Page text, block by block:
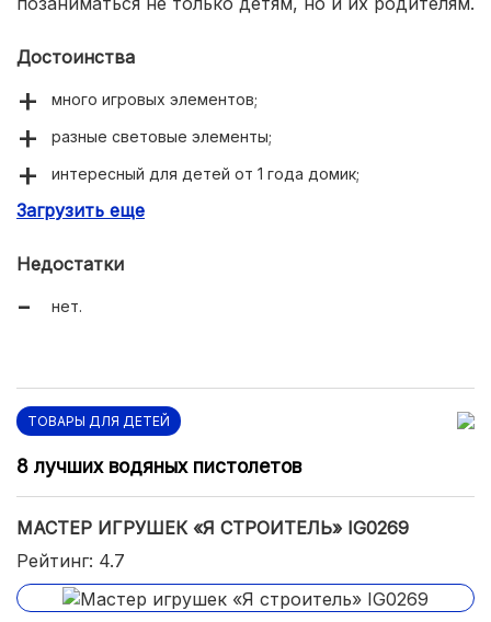
Достоинства
много игровых элементов;
разные световые элементы;
интересный для детей от 1 года домик;
хорошая обработка всех поверхностей, углов и
Загрузить еще
Недостатки
нет.
ТОВАРЫ ДЛЯ ДЕТЕЙ
8 лучших водяных пистолетов
МАСТЕР ИГРУШЕК «Я СТРОИТЕЛЬ» IG0269
Рейтинг: 4.7